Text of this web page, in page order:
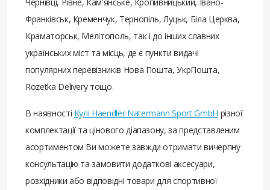
Франківськ, Кременчук, Тернопіль, Луцьк, Біла Церква,
Краматорськ, Мелітополь, так і до інших славних
українських міст та місць, де є пункти видачі
популярних перевізників Нова Пошта, УкрПошта,
Rozetka Delivery тощо.
В наявності Кулі Haendler Natermann Sport GmbH різної
комплектації та цінового діапазону, за представленим
асортиментом Ви можете завжди отримати вичерпну
консультацію та замовити додаткові аксесуари,
розхідники або відповідні товари для спортивної